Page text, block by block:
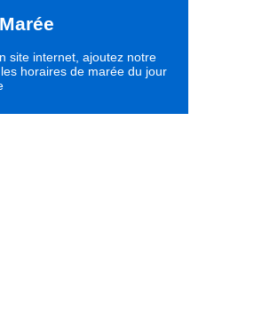
site internet, ajoutez notre
horaires de marée du jour